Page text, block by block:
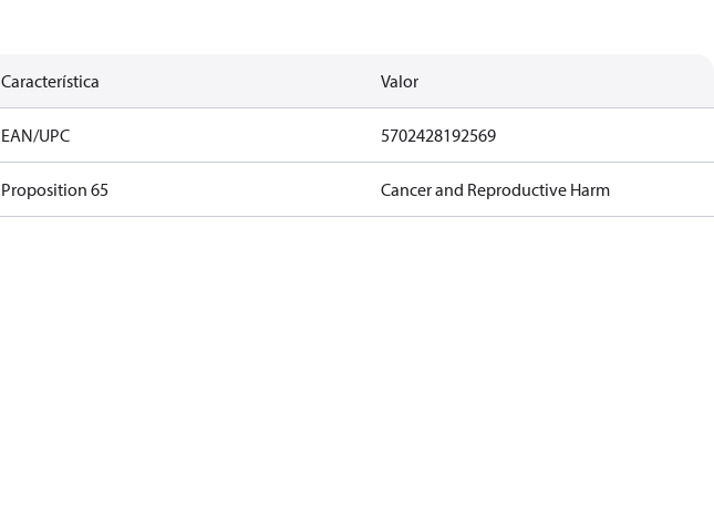
Característica Valor
EAN/UPC 5702428192569
Proposition 65 Cancer and Reproductive Harm